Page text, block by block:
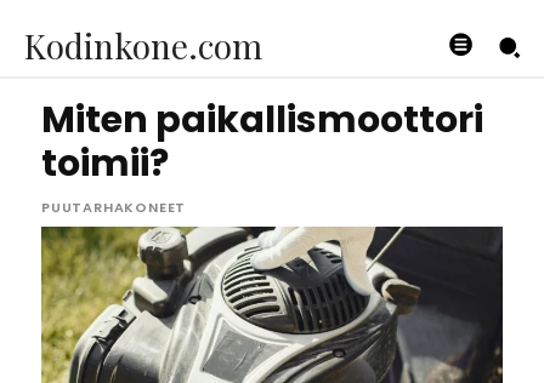
Kodinkone.com
Miten paikallismoottori
toimii?
PUUTARHAKONEET